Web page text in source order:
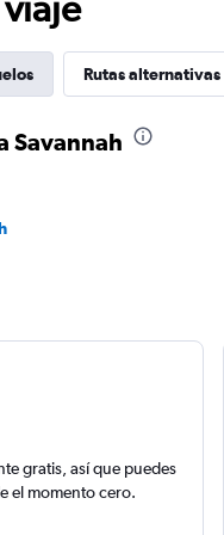
Rutas alternativas
Savannah
gratis, así que puedes
el momento cero.